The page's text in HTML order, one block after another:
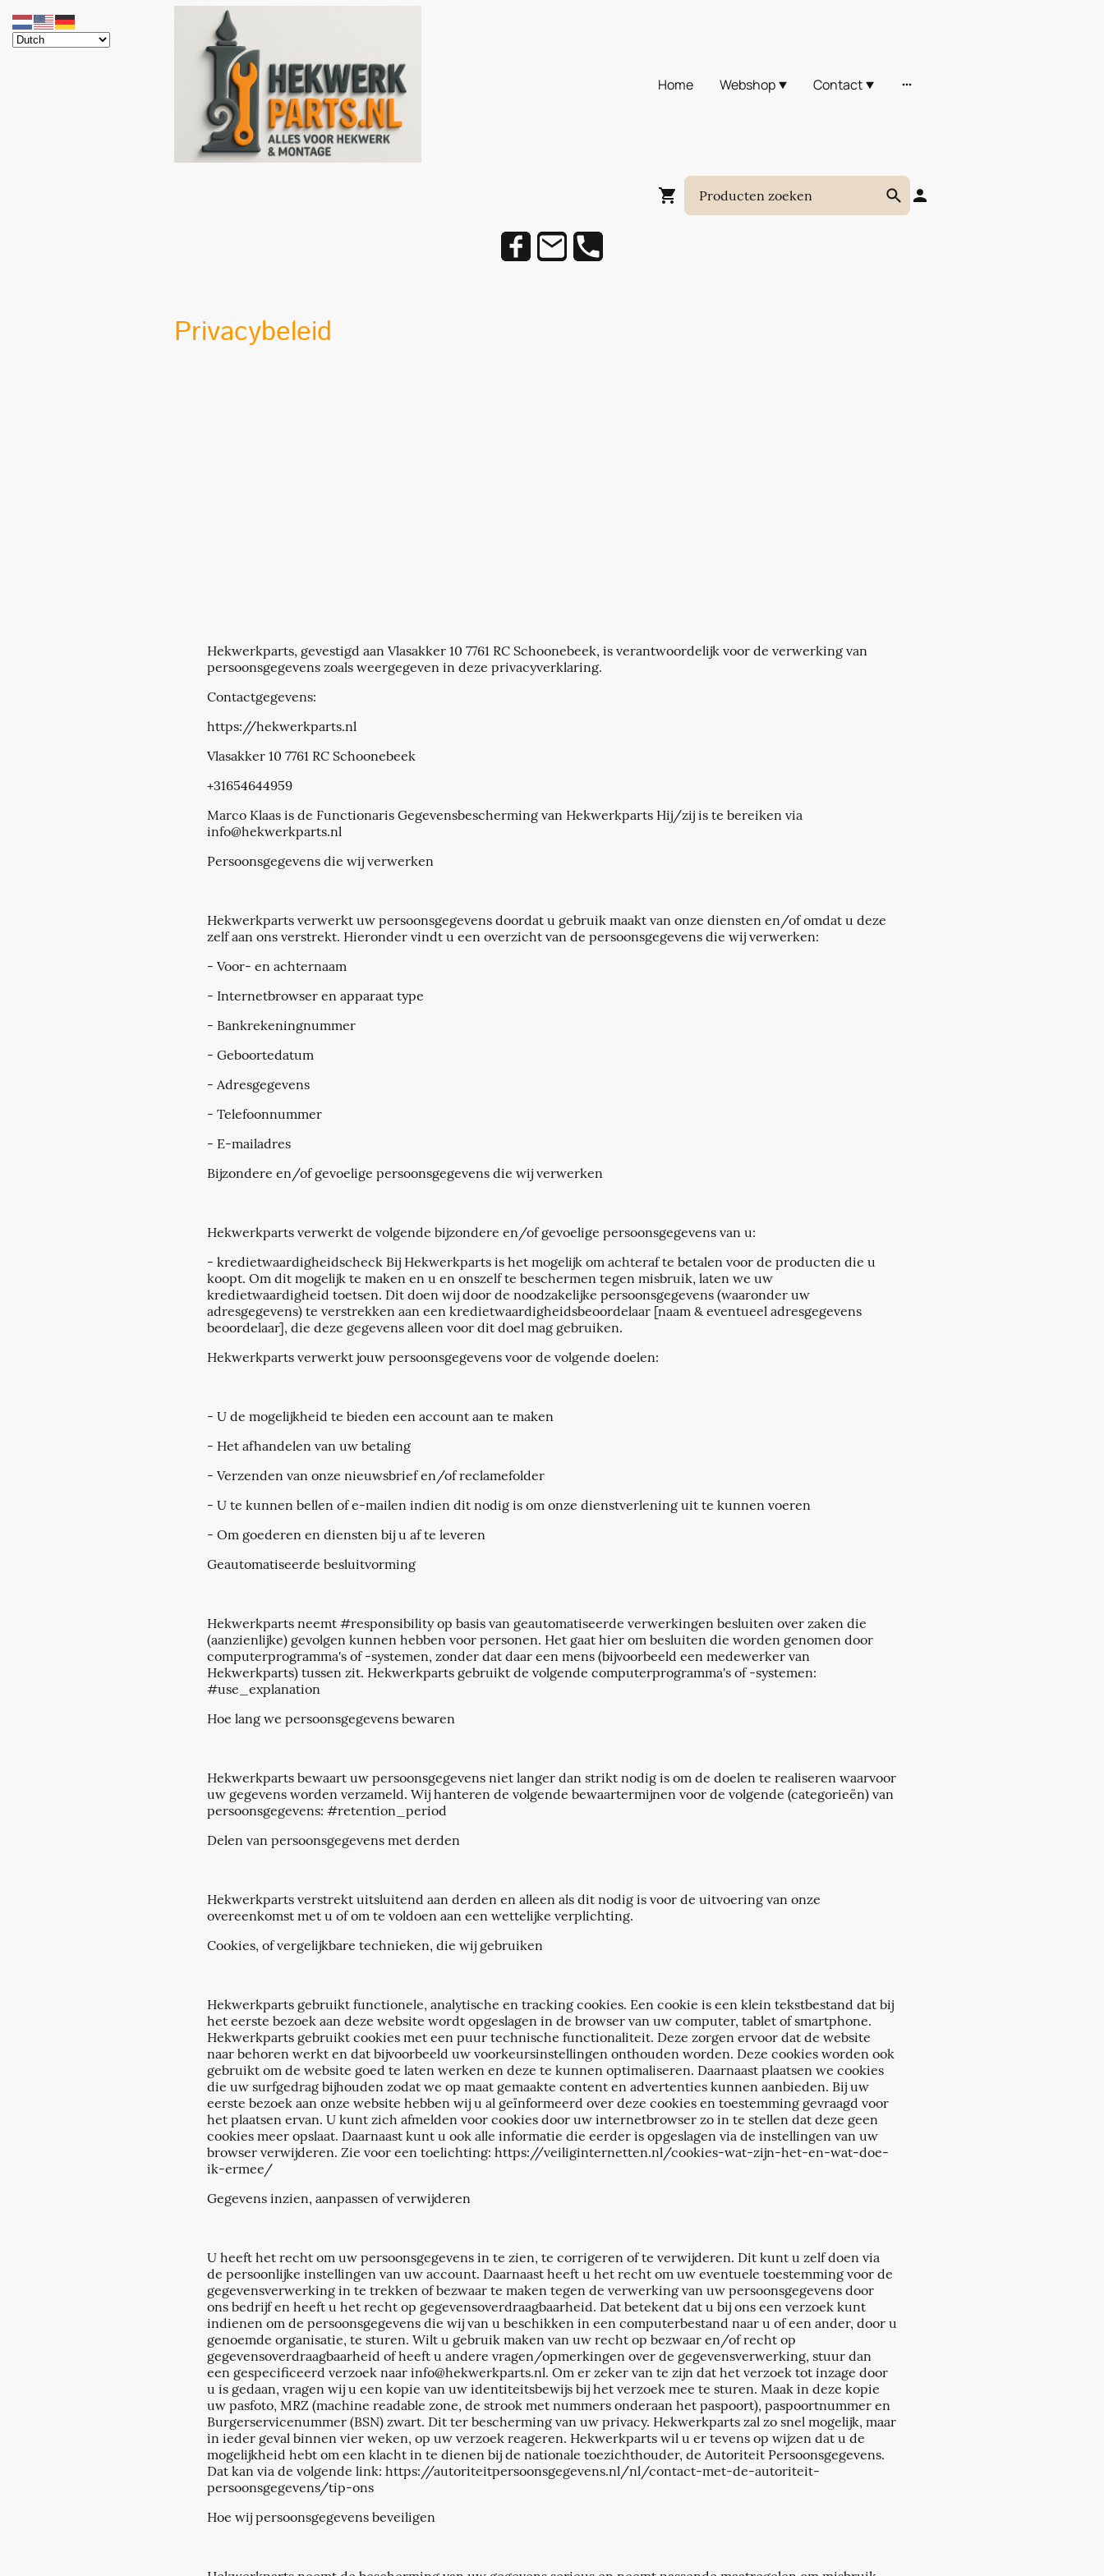
Home Webshop Contact
Privacybeleid
Hekwerkparts, gevestigd aan Vlasakker 10 7761 RC Schoonebeek, is verantwoordelijk voor de verwerking van
persoonsgegevens zoals weergegeven in deze privacyverklaring.
Contactgegevens:
https://hekwerkparts.nl
Vlasakker 10 7761 RC Schoonebeek
+31654644959
Marco Klaas is de Functionaris Gegevensbescherming van Hekwerkparts Hij/zij is te bereiken via
info@hekwerkparts.nl
Persoonsgegevens die wij verwerken
Hekwerkparts verwerkt uw persoonsgegevens doordat u gebruik maakt van onze diensten en/of omdat u deze
zelf aan ons verstrekt. Hieronder vindt u een overzicht van de persoonsgegevens die wij verwerken:
- Voor- en achternaam
- Internetbrowser en apparaat type
- Bankrekeningnummer
- Geboortedatum
- Adresgegevens
- Telefoonnummer
- E-mailadres
Bijzondere en/of gevoelige persoonsgegevens die wij verwerken
Hekwerkparts verwerkt de volgende bijzondere en/of gevoelige persoonsgegevens van u:
- kredietwaardigheidscheck Bij Hekwerkparts is het mogelijk om achteraf te betalen voor de producten die u
koopt. Om dit mogelijk te maken en u en onszelf te beschermen tegen misbruik, laten we uw
kredietwaardigheid toetsen. Dit doen wij door de noodzakelijke persoonsgegevens (waaronder uw
adresgegevens) te verstrekken aan een kredietwaardigheidsbeoordelaar [naam & eventueel adresgegevens
beoordelaar], die deze gegevens alleen voor dit doel mag gebruiken.
Hekwerkparts verwerkt jouw persoonsgegevens voor de volgende doelen:
- U de mogelijkheid te bieden een account aan te maken
- Het afhandelen van uw betaling
- Verzenden van onze nieuwsbrief en/of reclamefolder
- U te kunnen bellen of e-mailen indien dit nodig is om onze dienstverlening uit te kunnen voeren
- Om goederen en diensten bij u af te leveren
Geautomatiseerde besluitvorming
Hekwerkparts neemt #responsibility op basis van geautomatiseerde verwerkingen besluiten over zaken die
(aanzienlijke) gevolgen kunnen hebben voor personen. Het gaat hier om besluiten die worden genomen door
computerprogramma's of -systemen, zonder dat daar een mens (bijvoorbeeld een medewerker van
Hekwerkparts) tussen zit. Hekwerkparts gebruikt de volgende computerprogramma's of -systemen:
#use_explanation
Hoe lang we persoonsgegevens bewaren
Hekwerkparts bewaart uw persoonsgegevens niet langer dan strikt nodig is om de doelen te realiseren waarvoor
uw gegevens worden verzameld. Wij hanteren de volgende bewaartermijnen voor de volgende (categorieën) van
persoonsgegevens: #retention_period
Delen van persoonsgegevens met derden
Hekwerkparts verstrekt uitsluitend aan derden en alleen als dit nodig is voor de uitvoering van onze
overeenkomst met u of om te voldoen aan een wettelijke verplichting.
Cookies, of vergelijkbare technieken, die wij gebruiken
Hekwerkparts gebruikt functionele, analytische en tracking cookies. Een cookie is een klein tekstbestand dat bij
het eerste bezoek aan deze website wordt opgeslagen in de browser van uw computer, tablet of smartphone.
Hekwerkparts gebruikt cookies met een puur technische functionaliteit. Deze zorgen ervoor dat de website
naar behoren werkt en dat bijvoorbeeld uw voorkeursinstellingen onthouden worden. Deze cookies worden ook
gebruikt om de website goed te laten werken en deze te kunnen optimaliseren. Daarnaast plaatsen we cookies
die uw surfgedrag bijhouden zodat we op maat gemaakte content en advertenties kunnen aanbieden. Bij uw
eerste bezoek aan onze website hebben wij u al geïnformeerd over deze cookies en toestemming gevraagd voor
het plaatsen ervan. U kunt zich afmelden voor cookies door uw internetbrowser zo in te stellen dat deze geen
cookies meer opslaat. Daarnaast kunt u ook alle informatie die eerder is opgeslagen via de instellingen van uw
browser verwijderen. Zie voor een toelichting: https://veiliginternetten.nl/cookies-wat-zijn-het-en-wat-doe-
ik-ermee/
Gegevens inzien, aanpassen of verwijderen
U heeft het recht om uw persoonsgegevens in te zien, te corrigeren of te verwijderen. Dit kunt u zelf doen via
de persoonlijke instellingen van uw account. Daarnaast heeft u het recht om uw eventuele toestemming voor de
gegevensverwerking in te trekken of bezwaar te maken tegen de verwerking van uw persoonsgegevens door
ons bedrijf en heeft u het recht op gegevensoverdraagbaarheid. Dat betekent dat u bij ons een verzoek kunt
indienen om de persoonsgegevens die wij van u beschikken in een computerbestand naar u of een ander, door u
genoemde organisatie, te sturen. Wilt u gebruik maken van uw recht op bezwaar en/of recht op
gegevensoverdraagbaarheid of heeft u andere vragen/opmerkingen over de gegevensverwerking, stuur dan
een gespecificeerd verzoek naar info@hekwerkparts.nl. Om er zeker van te zijn dat het verzoek tot inzage door
u is gedaan, vragen wij u een kopie van uw identiteitsbewijs bij het verzoek mee te sturen. Maak in deze kopie
uw pasfoto, MRZ (machine readable zone, de strook met nummers onderaan het paspoort), paspoortnummer en
Burgerservicenummer (BSN) zwart. Dit ter bescherming van uw privacy. Hekwerkparts zal zo snel mogelijk, maar
in ieder geval binnen vier weken, op uw verzoek reageren. Hekwerkparts wil u er tevens op wijzen dat u de
mogelijkheid hebt om een klacht in te dienen bij de nationale toezichthouder, de Autoriteit Persoonsgegevens.
Dat kan via de volgende link: https://autoriteitpersoonsgegevens.nl/nl/contact-met-de-autoriteit-
persoonsgegevens/tip-ons
Hoe wij persoonsgegevens beveiligen